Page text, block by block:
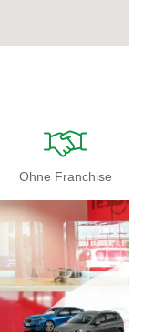
Ohne Franchise